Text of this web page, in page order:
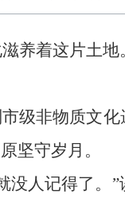
养着这片土
级非物质文
坚守岁月。
人记得了。